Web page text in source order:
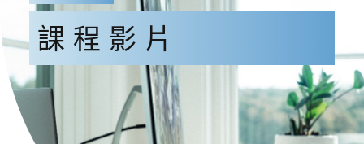
課程影片